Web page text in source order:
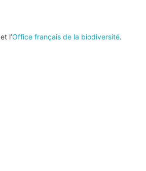
et l’Office français de la biodiversité.